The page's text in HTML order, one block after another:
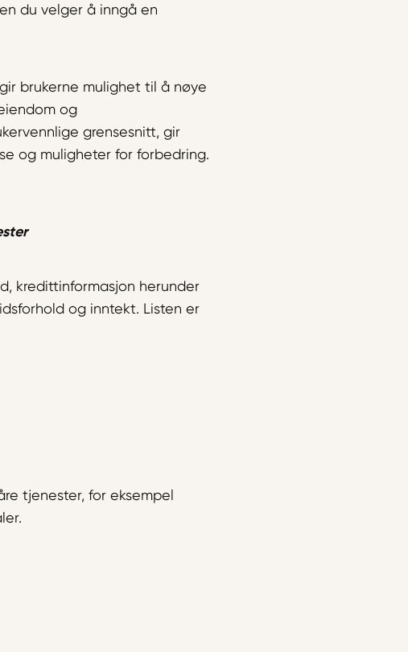
du velger å inngå en
brukerne mulighet til å nøye
og
grensesnitt, gir
og muligheter for forbedring.
kredittinformasjon herunder
og inntekt. Listen er
tjenester, for eksempel